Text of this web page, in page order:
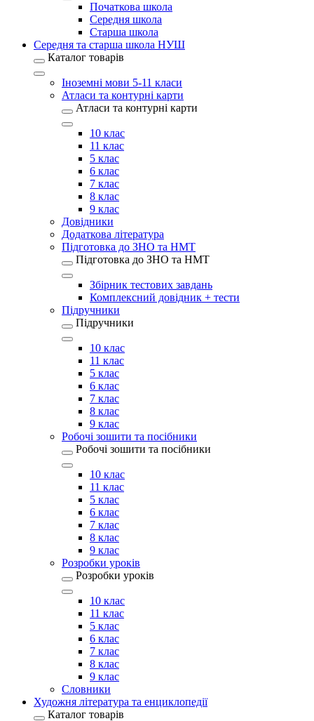
Початкова школа
Середня школа
Старша школа
Середня та старша школа НУШ
Каталог товарів
Іноземні мови 5-11 класи
Атласи та контурні карти
Атласи та контурні карти
10 клас
11 клас
5 клас
6 клас
7 клас
8 клас
9 клас
Довідники
Додаткова література
Підготовка до ЗНО та НМТ
Підготовка до ЗНО та НМТ
Збірник тестових завдань
Комплексний довідник + тести
Підручники
Підручники
10 клас
11 клас
5 клас
6 клас
7 клас
8 клас
9 клас
Робочі зошити та посібники
Робочі зошити та посібники
10 клас
11 клас
5 клас
6 клас
7 клас
8 клас
9 клас
Розробки уроків
Розробки уроків
10 клас
11 клас
5 клас
6 клас
7 клас
8 клас
9 клас
Словники
Художня література та енциклопедії
Каталог товарів